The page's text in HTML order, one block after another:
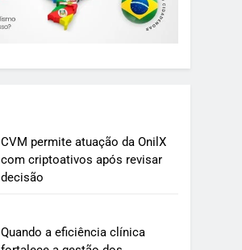
CVM permite atuação da OnilX
com criptoativos após revisar
decisão
Quando a eficiência clínica